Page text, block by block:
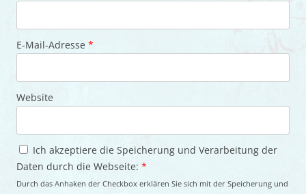
E-Mail-Adresse *
Website
Ich akzeptiere die Speicherung und Verarbeitung der
Daten durch die Webseite: *
Durch das Anhaken der Checkbox erklären Sie sich mit der Speicherung und